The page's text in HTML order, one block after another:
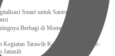
Smart untuk Santri Produktif
Berbagi di Momen Ramadan
Kegiatan Tarawih Keliling di Masjid Ar-
Jatiasih